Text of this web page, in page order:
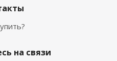
на связи